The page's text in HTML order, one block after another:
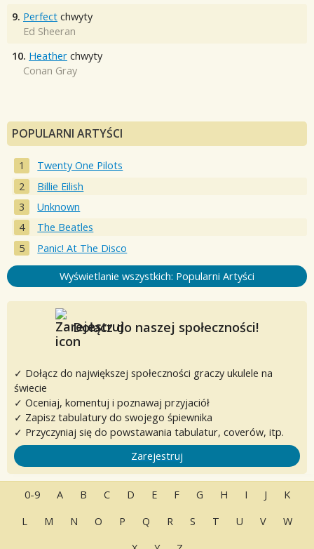
9. Perfect chwyty
Ed Sheeran
10. Heather chwyty
Conan Gray
POPULARNI ARTYŚCI
Twenty One Pilots
Billie Eilish
Unknown
The Beatles
Panic! At The Disco
Wyświetlanie wszystkich: Popularni Artyści
Dołącz do naszej społeczności!
✓ Dołącz do największej społeczności graczy ukulele na
świecie
✓ Oceniaj, komentuj i poznawaj przyjaciół
✓ Zapisz tabulatury do swojego śpiewnika
✓ Przyczyniaj się do powstawania tabulatur, coverów, itp.
Zarejestruj
0-9 A B C D E F G H I J
K
L
M N O P Q R S T U V
W